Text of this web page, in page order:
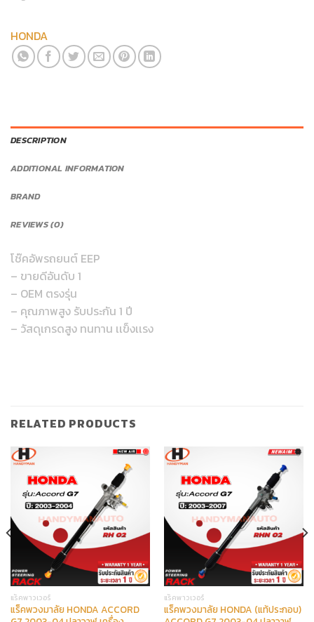
HONDA
DESCRIPTION
ADDITIONAL INFORMATION
BRAND
REVIEWS (0)
โช๊คอัพรถยนต์ EEP
– ขายดีอันดับ 1
– OEM ตรงรุ่น
– คุณภาพสูง รับประกัน 1 ปี
– วัสดุเกรดสูง ทนทาน เเข็งเเรง
RELATED PRODUCTS
แร็คพาวเวอร์
แร็คพวงมาลัย HONDA ACCORD
แร็คพาวเวอร์
แร็คพวงมาลัย HONDA (แท้ประกอบ)